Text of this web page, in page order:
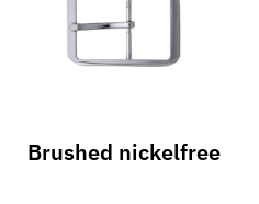
Brushed nickelfree